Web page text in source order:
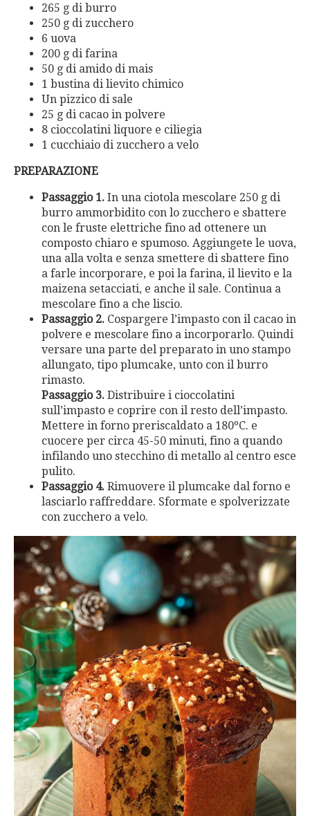
265 g di burro
250 g di zucchero
6 uova
200 g di farina
50 g di amido di mais
1 bustina di lievito chimico
Un pizzico di sale
25 g di cacao in polvere
8 cioccolatini liquore e ciliegia
1 cucchiaio di zucchero a velo
PREPARAZIONE
Passaggio 1. In una ciotola mescolare 250 g di
burro ammorbidito con lo zucchero e sbattere
con le fruste elettriche fino ad ottenere un
composto chiaro e spumoso. Aggiungete le uova,
una alla volta e senza smettere di sbattere fino
a farle incorporare, e poi la farina, il lievito e la
maizena setacciati, e anche il sale. Continua a
mescolare fino a che liscio.
Passaggio 2. Cospargere l’impasto con il cacao in
polvere e mescolare fino a incorporarlo. Quindi
versare una parte del preparato in uno stampo
allungato, tipo plumcake, unto con il burro
rimasto.
Passaggio 3. Distribuire i cioccolatini
sull’impasto e coprire con il resto dell’impasto.
Mettere in forno preriscaldato a 180ºC. e
cuocere per circa 45-50 minuti, fino a quando
infilando uno stecchino di metallo al centro esce
pulito.
Passaggio 4. Rimuovere il plumcake dal forno e
lasciarlo raffreddare. Sformate e spolverizzate
con zucchero a velo.